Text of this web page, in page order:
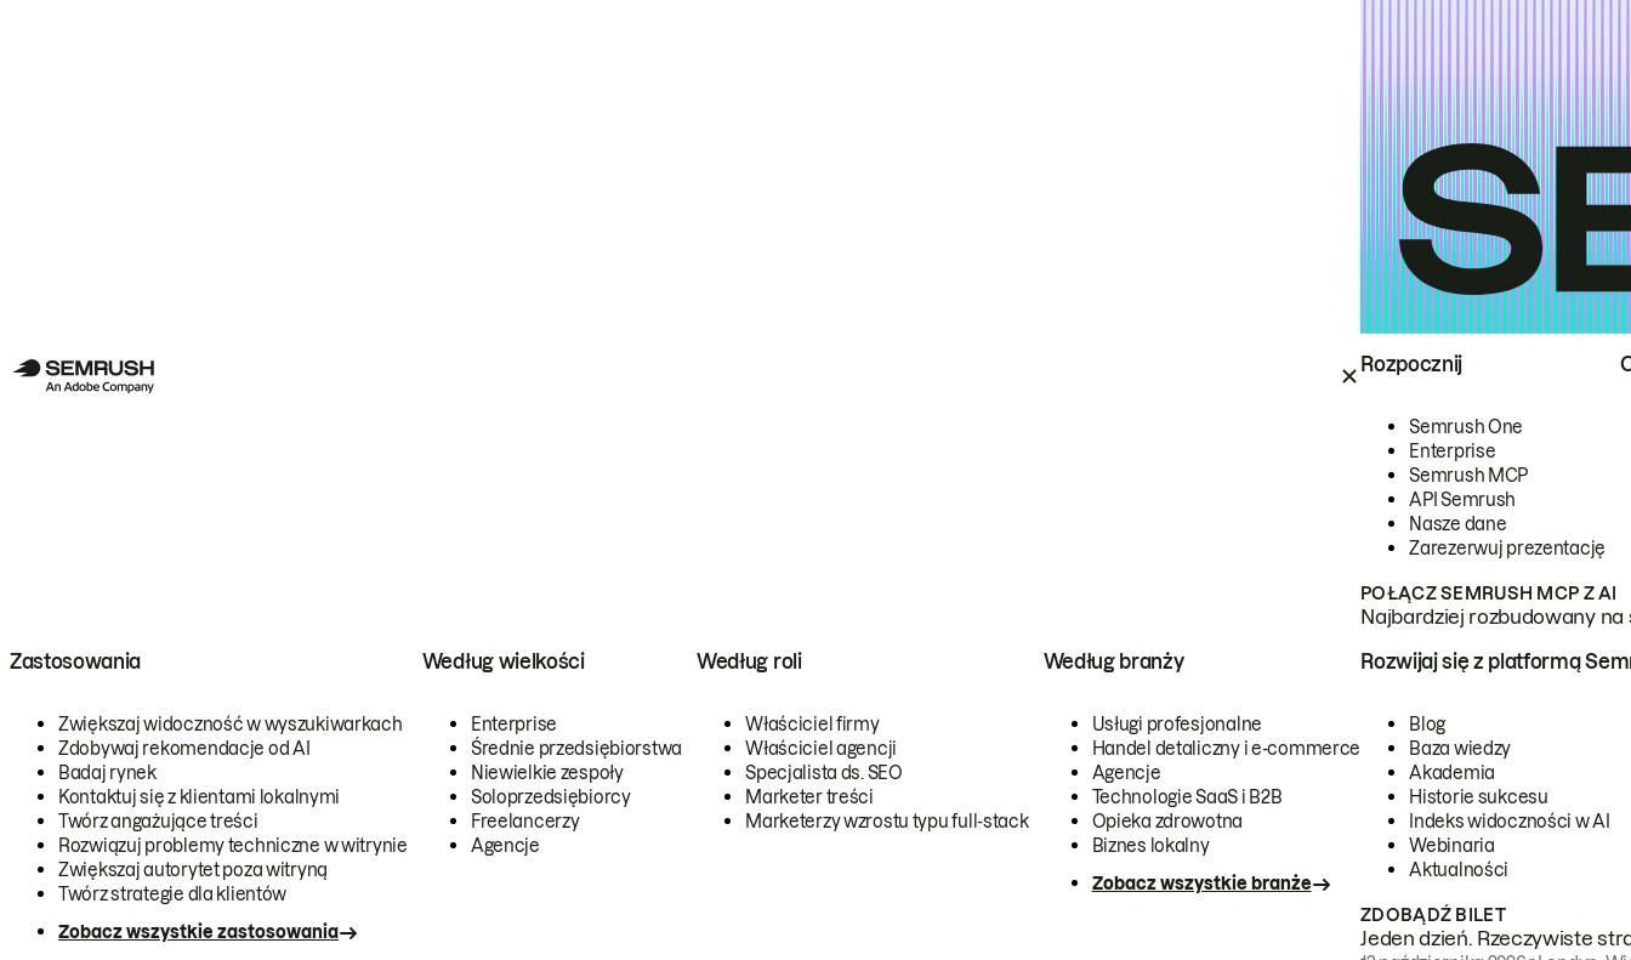
Rozpocznij
Semrush One
Enterprise
Semrush MCP
API Semrush
Nasze dane
Zarezerwuj prezentację
POŁĄCZ SEMRUSH MCP Z AI
Najbardziej rozbudowany
Zastosowania
Zwiększaj widoczność w wyszukiwarkach
Zdobywaj rekomendacje od AI
Badaj rynek
Kontaktuj się z klientami lokalnymi
Twórz angażujące treści
Rozwiązuj problemy techniczne w witrynie
Zwiększaj autorytet poza witryną
Twórz strategie dla klientów
Zobacz wszystkie zastosowania
Według wielkości
Enterprise
Średnie przedsiębiorstwa
Niewielkie zespoły
Soloprzedsiębiorcy
Freelancerzy
Agencje
Według roli
Właściciel firmy
Właściciel agencji
Specjalista ds. SEO
Marketer treści
Marketerzy wzrostu typu full-stack
Według branży
Usługi profesjonalne
Handel detaliczny i e-commerce
Agencje
Technologie SaaS i B2B
Opieka zdrowotna
Biznes lokalny
Zobacz wszystkie branże
Rozwijaj się z platformą
Blog
Baza wiedzy
Akademia
Historie sukcesu
Indeks widoczności w AI
Webinaria
Aktualności
ZDOBĄDŹ BILET
Jeden dzień. Rzeczywiste